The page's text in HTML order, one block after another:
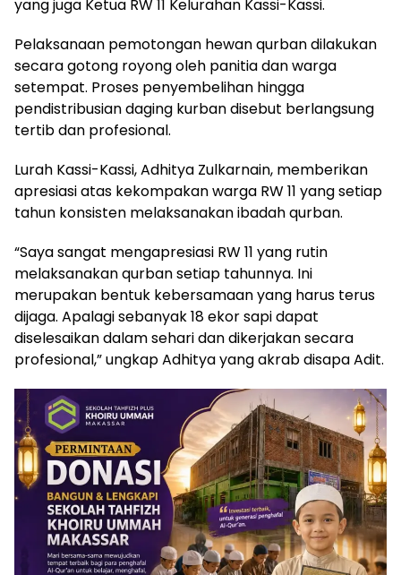
yang juga Ketua RW 11 Kelurahan Kassi-Kassi.
Pelaksanaan pemotongan hewan qurban dilakukan
secara gotong royong oleh panitia dan warga
setempat. Proses penyembelihan hingga
pendistribusian daging kurban disebut berlangsung
tertib dan profesional.
Lurah Kassi-Kassi, Adhitya Zulkarnain, memberikan
apresiasi atas kekompakan warga RW 11 yang setiap
tahun konsisten melaksanakan ibadah qurban.
“Saya sangat mengapresiasi RW 11 yang rutin
melaksanakan qurban setiap tahunnya. Ini
merupakan bentuk kebersamaan yang harus terus
dijaga. Apalagi sebanyak 18 ekor sapi dapat
diselesaikan dalam sehari dan dikerjakan secara
profesional,” ungkap Adhitya yang akrab disapa Adit.